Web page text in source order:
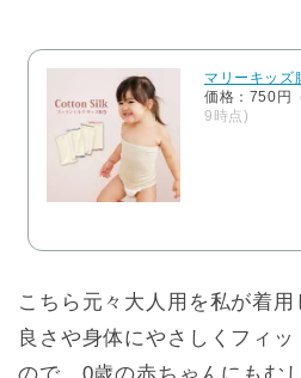
マリーキッズ
価格：750円
9時点)
こちら元々大人用を私が着
良さや身体にやさしくフィ